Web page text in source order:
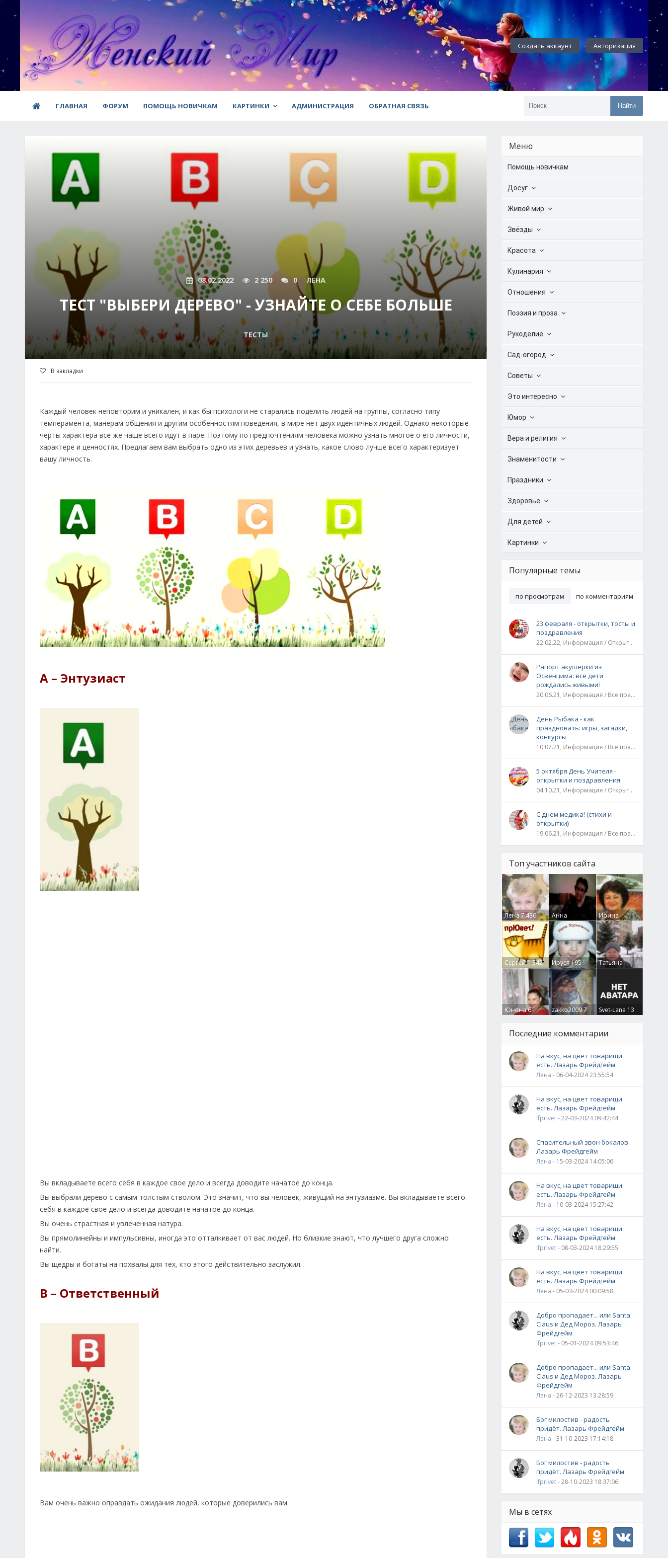
Создать аккаунт Авторизация
ГЛАВНАЯ ФОРУМ ПОМОЩЬ НОВИЧКАМ КАРТИНКИ АДМИНИСТРАЦИЯ ОБРАТНАЯ СВЯЗЬ Найти
08.02.2022 2 250 0 ЛЕНА
ТЕСТ "ВЫБЕРИ ДЕРЕВО" - УЗНАЙТЕ О СЕБЕ БОЛЬШЕ
ТЕСТЫ
В закладки
Каждый человек неповторим и уникален, и как бы психологи не старались поделить людей на группы, согласно типу
темперамента, манерам общения и другим особенностям поведения, в мире нет двух идентичных людей. Однако некоторые
черты характера все же чаще всего идут в паре. Поэтому по предпочтениям человека можно узнать многое о его личности,
характере и ценностях. Предлагаем вам выбрать одно из этих деревьев и узнать, какое слово лучше всего характеризует
вашу личность.
А – Энтузиаст
Вы вкладываете всего себя в каждое свое дело и всегда доводите начатое до конца.
Вы выбрали дерево с самым толстым стволом. Это значит, что вы человек, живущий на энтузиазме. Вы вкладываете всего
себя в каждое свое дело и всегда доводите начатое до конца.
Вы очень страстная и увлеченная натура.
Вы прямолинейны и импульсивны, иногда это отталкивает от вас людей. Но близкие знают, что лучшего друга сложно
найти.
Вы щедры и богаты на похвалы для тех, кто этого действительно заслужил.
В – Ответственный
Вам очень важно оправдать ожидания людей, которые доверились вам.
Меню
Помощь новичкам
Досуг
Живой мир
Звёзды
Красота
Кулинария
Отношения
Поэзия и проза
Рукоделие
Сад-огород
Советы
Это интересно
Юмор
Вера и религия
Знаменитости
Праздники
Здоровье
Для детей
Картинки
Популярные темы
по просмотрам по комментариям
23 февраля - открытки, тосты и
поздравления
22.02.22, Информация / Открытки / Все праздники
Рапорт акушерки из
Освенцима: все дети
рождались живыми!
20.06.21, Информация / Все праздники / Рассказы и истории
День Рыбака - как
праздновать: игры, загадки,
конкурсы
10.07.21, Информация / Все праздники
5 октября День Учителя -
открытки и поздравления
04.10.21, Информация / Открытки / Все праздники
С днем медика! (стихи и
открытки)
19.06.21, Информация / Все праздники
Топ участников сайта
Лена7 436
Анна
Гумлевая0
Ирина
Бруцкая41
Сергей1 342 Ируся195
Татьяна
Крючкова0
Юнона6 zakko20097 Svet-Lana 13
Последние комментарии
На вкус, на цвет товарищи
есть. Лазарь Фрейдгейм
Лена - 06-04-2024 23:55:54
На вкус, на цвет товарищи
есть. Лазарь Фрейдгейм
lfprivet- 22-03-2024 09:42:44
Спасительный звон бокалов.
Лазарь Фрейдгейм
Лена - 15-03-2024 14:05:06
На вкус, на цвет товарищи
есть. Лазарь Фрейдгейм
Лена - 10-03-2024 15:27:42
На вкус, на цвет товарищи
есть. Лазарь Фрейдгейм
lfprivet- 08-03-2024 18:29:55
На вкус, на цвет товарищи
есть. Лазарь Фрейдгейм
Лена - 05-03-2024 00:09:58
Добро пропадает... или Santa
Claus и Дед Мороз. Лазарь
Фрейдгейм
lfprivet- 05-01-2024 09:53:46
Добро пропадает... или Santa
Claus и Дед Мороз. Лазарь
Фрейдгейм
Лена - 26-12-2023 13:28:59
Бог милостив - радость
придёт. Лазарь Фрейдгейм
Лена - 31-10-2023 17:14:18
Бог милостив - радость
придёт. Лазарь Фрейдгейм
lfprivet- 28-10-2023 18:37:06
Мы в сетях